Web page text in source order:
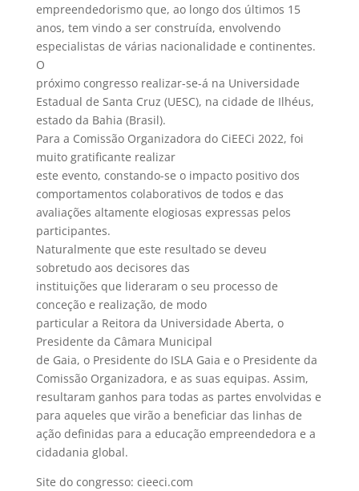
empreendedorismo que, ao longo dos últimos 15
anos, tem vindo a ser construída, envolvendo
especialistas de várias nacionalidade e continentes.
O
próximo congresso realizar-se-á na Universidade
Estadual de Santa Cruz (UESC), na cidade de Ilhéus,
estado da Bahia (Brasil).
Para a Comissão Organizadora do CiEECi 2022, foi
muito gratificante realizar
este evento, constando-se o impacto positivo dos
comportamentos colaborativos de todos e das
avaliações altamente elogiosas expressas pelos
participantes.
Naturalmente que este resultado se deveu
sobretudo aos decisores das
instituições que lideraram o seu processo de
conceção e realização, de modo
particular a Reitora da Universidade Aberta, o
Presidente da Câmara Municipal
de Gaia, o Presidente do ISLA Gaia e o Presidente da
Comissão Organizadora, e as suas equipas. Assim,
resultaram ganhos para todas as partes envolvidas e
para aqueles que virão a beneficiar das linhas de
ação definidas para a educação empreendedora e a
cidadania global.
Site do congresso: cieeci.com